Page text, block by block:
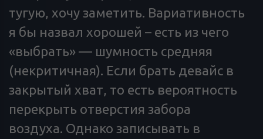
тугую, хочу заметить. Вариативность
я бы назвал хорошей – есть из чего
«выбрать» — шумность средняя
(некритичная). Если брать девайс в
закрытый хват, то есть вероятность
перекрыть отверстия забора
воздуха. Однако записывать в